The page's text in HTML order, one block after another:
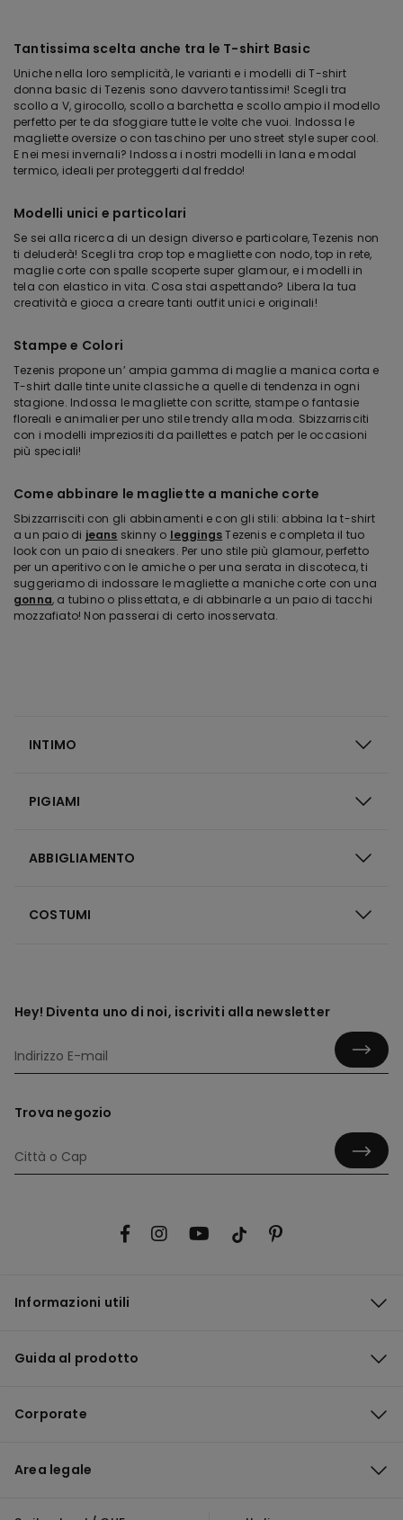
Tantissima scelta anche tra le T-shirt Basic
Uniche nella loro semplicità, le varianti e i modelli di T-shirt
donna basic di Tezenis sono davvero tantissimi! Scegli tra
scollo a V, girocollo, scollo a barchetta e scollo ampio il modello
perfetto per te da sfoggiare tutte le volte che vuoi. Indossa le
magliette oversize o con taschino per uno street style super cool.
E nei mesi invernali? Indossa i nostri modelli in lana e modal
termico, ideali per proteggerti dal freddo!
Modelli unici e particolari
Se sei alla ricerca di un design diverso e particolare, Tezenis non
ti deluderà! Scegli tra crop top e magliette con nodo, top in rete,
maglie corte con spalle scoperte super glamour, e i modelli in
tela con elastico in vita. Cosa stai aspettando? Libera la tua
creatività e gioca a creare tanti outfit unici e originali!
Stampe e Colori
Tezenis propone un’ ampia gamma di maglie a manica corta e
T-shirt dalle tinte unite classiche a quelle di tendenza in ogni
stagione. Indossa le magliette con scritte, stampe o fantasie
floreali e animalier per uno stile trendy alla moda. Sbizzarrisciti
con i modelli impreziositi da paillettes e patch per le occasioni
più speciali!
Come abbinare le magliette a maniche corte
Sbizzarrisciti con gli abbinamenti e con gli stili: abbina la t-shirt
a un paio di jeans skinny o leggingsTezenis e completa il tuo
look con un paio di sneakers. Per uno stile più glamour, perfetto
per un aperitivo con le amiche o per una serata in discoteca, ti
suggeriamo di indossare le magliette a maniche corte con una
gonna, a tubino o plissettata, e di abbinarle a un paio di tacchi
mozzafiato! Non passerai di certo inosservata.
INTIMO
PIGIAMI
ABBIGLIAMENTO
COSTUMI
Hey! Diventa uno di noi, iscriviti alla newsletter
Trova negozio
Informazioni utili
Guida al prodotto
Corporate
Area legale